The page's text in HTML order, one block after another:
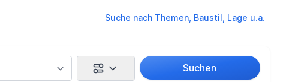
Suche nach Themen, Baustil, Lage u.a.
Suchen